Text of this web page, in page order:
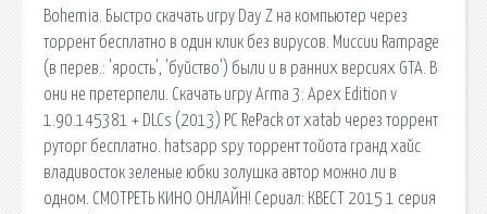
Bohemia. Быстро скачать игру Day Z на компьютер через
торрент бесплатно в один клик без вирусов. Миссии Rampage
(в перев.: 'ярость', 'буйство') были и в ранних версиях GTA. В
они не претерпели. Скачать игру Arma 3: Apex Edition v
1.90.145381 + DLCs (2013) PC RePack от xatab через торрент
руторг бесплатно. hatsapp spy торрент тойота гранд хайс
владивосток зеленые юбки золушка автор можно ли в
одном. СМОТРЕТЬ КИНО ОНЛАЙН! Сериал: КВЕСТ 2015 1 серия